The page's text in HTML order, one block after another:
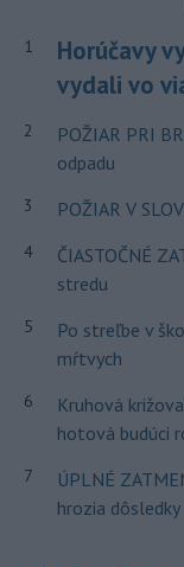
1
Horúčavy
vydali vo
2
POŽIAR PRI
odpadu
3 POŽIAR V
4
ČIASTOČNÉ
stredu
5
Po streľbe v
mŕtvych
6
Kruhová
hotová budúci
7
ÚPLNÉ
hrozia dôsledky